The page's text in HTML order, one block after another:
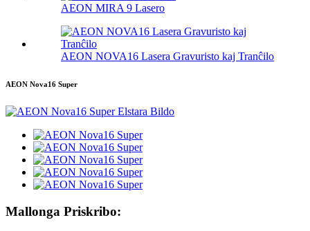
AEON MIRA 9 Lasero
AEON NOVA16 Lasera Gravuristo kaj Tranĉilo
AEON Nova16 Super
Mallonga Priskribo: